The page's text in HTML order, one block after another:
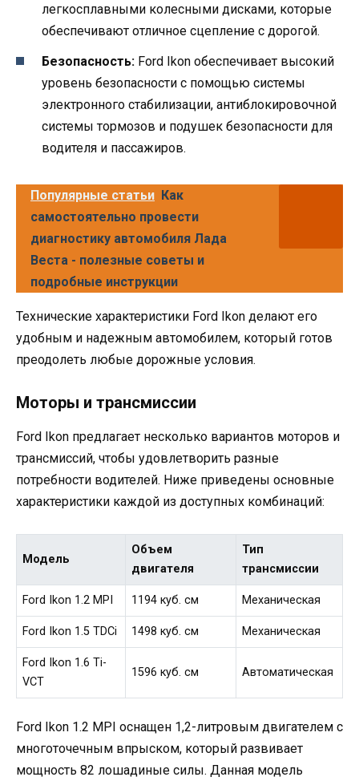
легкосплавными колесными дисками, которые
обеспечивают отличное сцепление с дорогой.
Безопасность: Ford Ikon обеспечивает высокий
уровень безопасности с помощью системы
электронного стабилизации, антиблокировочной
системы тормозов и подушек безопасности для
водителя и пассажиров.
Популярные статьи Как
самостоятельно провести
диагностику автомобиля Лада
Веста - полезные советы и
подробные инструкции
Технические характеристики Ford Ikon делают его
удобным и надежным автомобилем, который готов
преодолеть любые дорожные условия.
Моторы и трансмиссии
Ford Ikon предлагает несколько вариантов моторов и
трансмиссий, чтобы удовлетворить разные
потребности водителей. Ниже приведены основные
характеристики каждой из доступных комбинаций:
Модель
Объем
двигателя
Тип
трансмиссии
Ford Ikon 1.2 MPI 1194 куб. см Механическая
Ford Ikon 1.5 TDCi 1498 куб. см Механическая
Ford Ikon 1.6 Ti-
VCT
1596 куб. см Автоматическая
Ford Ikon 1.2 MPI оснащен 1,2-литровым двигателем с
многоточечным впрыском, который развивает
мощность 82 лошадиные силы. Данная модель